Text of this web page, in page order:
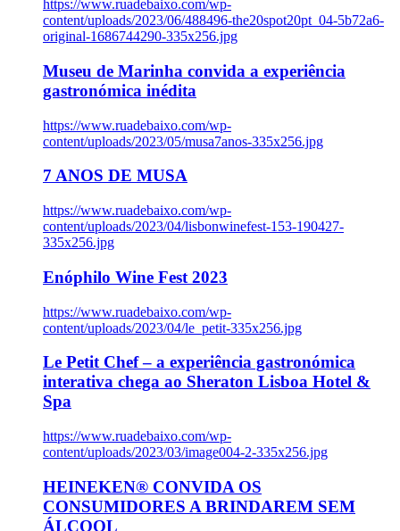
https://www.ruadebaixo.com/wp-
content/uploads/2023/06/488496-the20spot20pt_04-5b72a6-
original-1686744290-335x256.jpg
Museu de Marinha convida a experiência
gastronómica inédita
https://www.ruadebaixo.com/wp-
content/uploads/2023/05/musa7anos-335x256.jpg
7 ANOS DE MUSA
https://www.ruadebaixo.com/wp-
content/uploads/2023/04/lisbonwinefest-153-190427-
335x256.jpg
Enóphilo Wine Fest 2023
https://www.ruadebaixo.com/wp-
content/uploads/2023/04/le_petit-335x256.jpg
Le Petit Chef – a experiência gastronómica
interativa chega ao Sheraton Lisboa Hotel &
Spa
https://www.ruadebaixo.com/wp-
content/uploads/2023/03/image004-2-335x256.jpg
HEINEKEN® CONVIDA OS
CONSUMIDORES A BRINDAREM SEM
ÁLCOOL